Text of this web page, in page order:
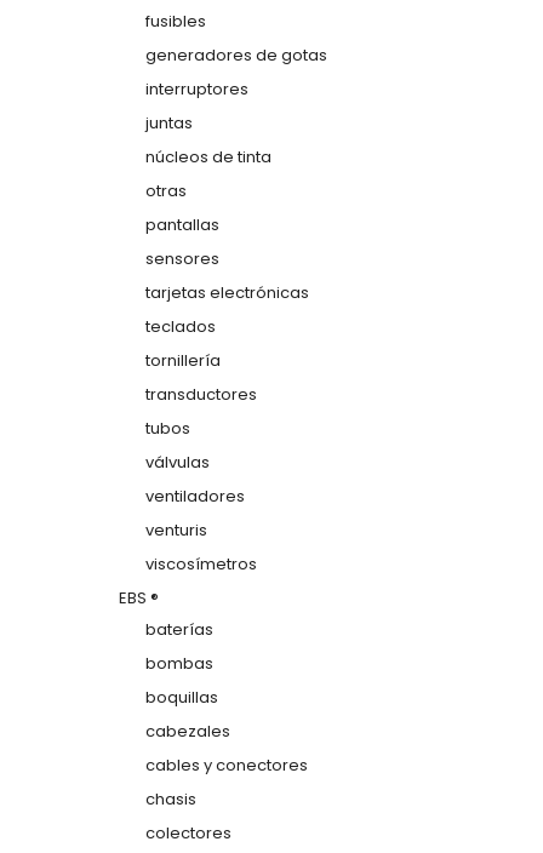
fusibles
generadores de gotas
interruptores
juntas
núcleos de tinta
otras
pantallas
sensores
tarjetas electrónicas
teclados
tornillería
transductores
tubos
válvulas
ventiladores
venturis
viscosímetros
EBS ®
baterías
bombas
boquillas
cabezales
cables y conectores
chasis
colectores